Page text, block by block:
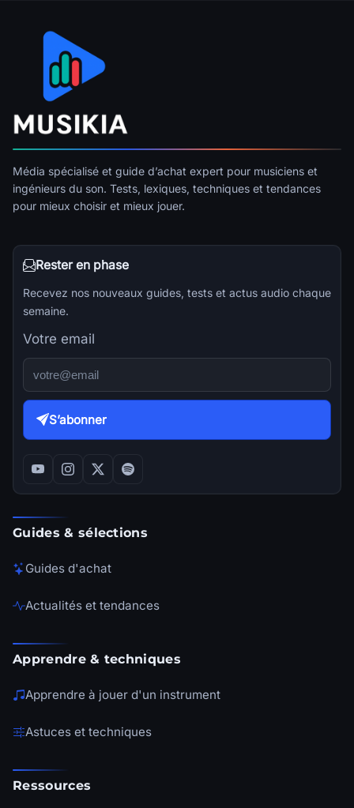
Média spécialisé et guide d’achat expert pour musiciens et
ingénieurs du son. Tests, lexiques, techniques et tendances
pour mieux choisir et mieux jouer.
Rester en phase
Recevez nos nouveaux guides, tests et actus audio chaque
semaine.
Votre email
S’abonner
Guides & sélections
Guides d'achat
Actualités et tendances
Apprendre & techniques
Apprendre à jouer d'un instrument
Astuces et techniques
Ressources